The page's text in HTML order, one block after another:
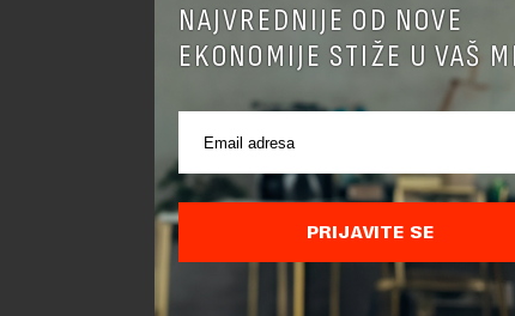
Pre slanja komentara, molimo vas da se
korišćenja sajta.
Sajt je zaštićen pomocu reCaptcha i
su primenjeni.
NAJVREDNIJE OD NOVE
EKONOMIJE STIŽE U VAŠ
PRIJAVITE SE